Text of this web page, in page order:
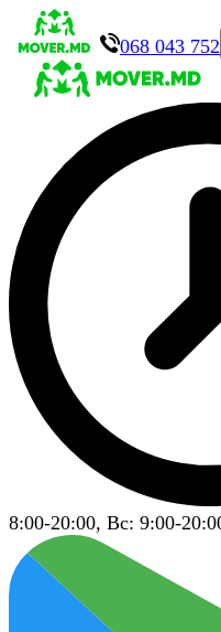
068 043 752
8:00-20:00, Вс: 9:00-